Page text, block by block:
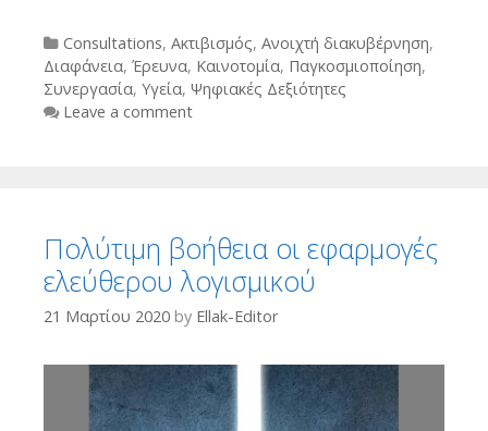
Categories
Consultations, Ακτιβισμός, Ανοιχτή διακυβέρνηση,
Διαφάνεια, Έρευνα, Καινοτομία, Παγκοσμιοποίηση,
Συνεργασία, Υγεία, Ψηφιακές Δεξιότητες
Leave a comment
Πολύτιμη βοήθεια οι εφαρμογές
ελεύθερου λογισμικού
21 Μαρτίου 2020 by Ellak-Editor